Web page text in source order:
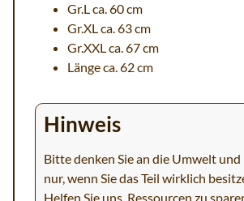
Gr.L ca. 60 cm
Gr.XL ca. 63 cm
Gr.XXL ca. 67 cm
Länge ca. 62 cm
Hinweis
Bitte denken Sie an die Umwelt und
nur, wenn Sie das Teil wirklich
Helfen Sie uns, Ressourcen zu